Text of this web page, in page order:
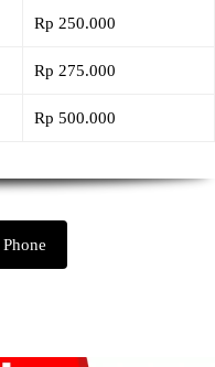
Rp 250.000
Rp 275.000
Rp 500.000
Phone